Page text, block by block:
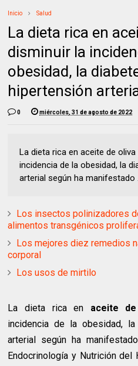
Inicio Salud
La dieta rica en
disminuir la
obesidad, la
hipertensión
0 miércoles, 31 de agosto de 2022
La dieta rica en aceite de
incidencia de la obesidad, la
arterial según ha manifestado
Los insectos polinizadores
alimentos transgénicos
Los mejores diez remedios
corporal
Los usos de mirtilo
La dieta rica en aceite
incidencia de la obesidad,
arterial según ha
Endocrinología y Nutrición